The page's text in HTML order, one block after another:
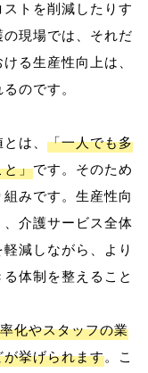
トを削減したりす
現場では、それだ
る生産性向上は、
のです。
は、 「一人でも多
と」です。そのため
みです。生産性向
、介護サービス全体
減しながら、より
体制を整えること
化やスタッフの業
挙げられます。こ